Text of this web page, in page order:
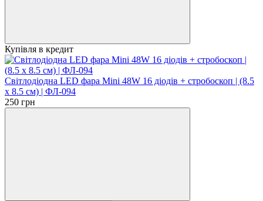
Купівля в кредит
Світлодіодна LED фара Мini 48W 16 діодів + стробоскоп | (8.5
х 8.5 см) | ФЛ-094
250 грн